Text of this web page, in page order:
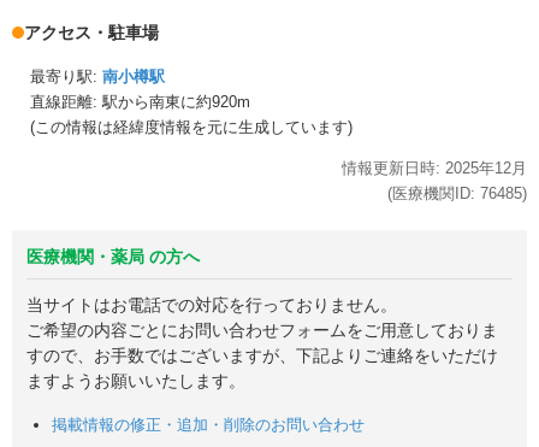
アクセス・駐車場
最寄り駅: 南小樽駅
直線距離: 駅から南東に約920m
(この情報は経緯度情報を元に生成しています)
情報更新日時: 2025年12月
(医療機関ID: 76485)
医療機関・薬局 の方へ
当サイトはお電話での対応を行っておりません。
ご希望の内容ごとにお問い合わせフォームをご用意しておりま
すので、お手数ではございますが、下記よりご連絡をいただけ
ますようお願いいたします。
掲載情報の修正・追加・削除のお問い合わせ